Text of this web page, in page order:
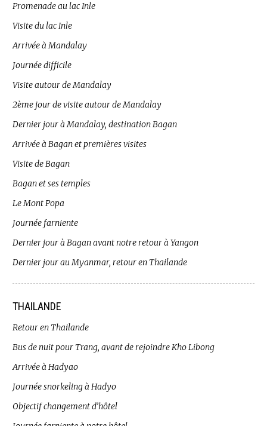
Promenade au lac Inle
Visite du lac Inle
Arrivée à Mandalay
Journée difficile
Visite autour de Mandalay
2ème jour de visite autour de Mandalay
Dernier jour à Mandalay, destination Bagan
Arrivée à Bagan et premières visites
Visite de Bagan
Bagan et ses temples
Le Mont Popa
Journée farniente
Dernier jour à Bagan avant notre retour à Yangon
Dernier jour au Myanmar, retour en Thailande
THAILANDE
Retour en Thailande
Bus de nuit pour Trang, avant de rejoindre Kho Libong
Arrivée à Hadyao
Journée snorkeling à Hadyo
Objectif changement d’hôtel